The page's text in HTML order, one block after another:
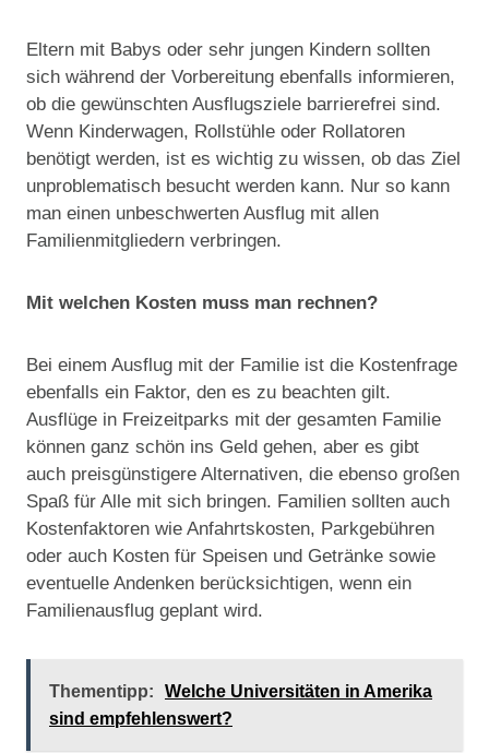
Eltern mit Babys oder sehr jungen Kindern sollten
sich während der Vorbereitung ebenfalls informieren,
ob die gewünschten Ausflugsziele barrierefrei sind.
Wenn Kinderwagen, Rollstühle oder Rollatoren
benötigt werden, ist es wichtig zu wissen, ob das Ziel
unproblematisch besucht werden kann. Nur so kann
man einen unbeschwerten Ausflug mit allen
Familienmitgliedern verbringen.
Mit welchen Kosten muss man rechnen?
Bei einem Ausflug mit der Familie ist die Kostenfrage
ebenfalls ein Faktor, den es zu beachten gilt.
Ausflüge in Freizeitparks mit der gesamten Familie
können ganz schön ins Geld gehen, aber es gibt
auch preisgünstigere Alternativen, die ebenso großen
Spaß für Alle mit sich bringen. Familien sollten auch
Kostenfaktoren wie Anfahrtskosten, Parkgebühren
oder auch Kosten für Speisen und Getränke sowie
eventuelle Andenken berücksichtigen, wenn ein
Familienausflug geplant wird.
Thementipp:
Welche Universitäten in Amerika
sind empfehlenswert?